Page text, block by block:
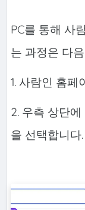
PC를 통해 사
는 과정은 다
1. 사람인 홈
2. 우측 상단
을 선택합니다.